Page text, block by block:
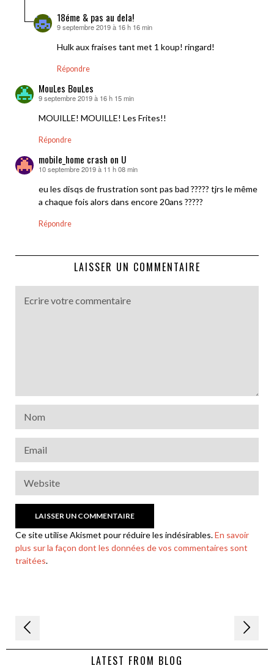
18éme & pas au dela!
dit :
9 septembre 2019 à 16 h 16 min
Hulk aux fraises tant met 1 koup! ringard!
Répondre
MouLes BouLes
dit :
9 septembre 2019 à 16 h 15 min
MOUILLE! MOUILLE! Les Frites!!
Répondre
mobile_home crash on U
dit :
10 septembre 2019 à 11 h 08 min
eu les disqs de frustration sont pas bad ????? tjrs le même
a chaque fois alors dans encore 20ans ?????
Répondre
LAISSER UN COMMENTAIRE
Ce site utilise Akismet pour réduire les indésirables.En savoir
plus sur la façon dont les données de vos commentaires sont
traitées.
Navigation
de LATEST FROM BLOG